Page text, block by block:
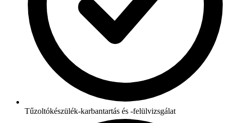
Tűzoltókészülék-karbantartás és -felülvizsgálat